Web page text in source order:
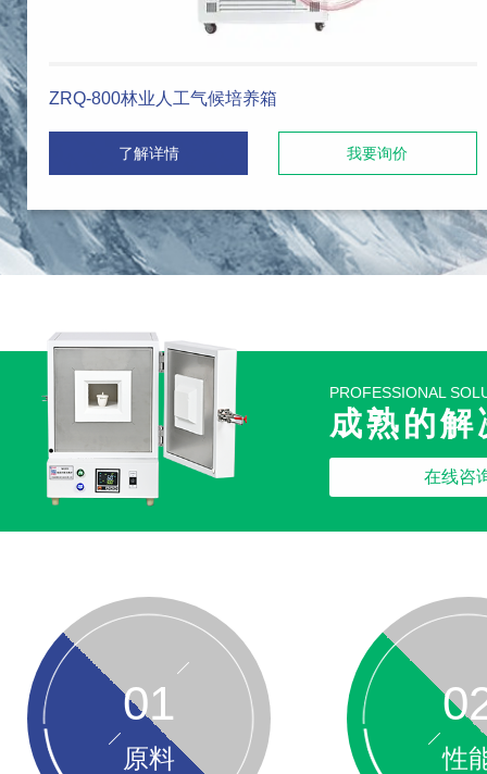
ZRQ-800林业人工气候培养箱
了解详情 我要询价
PROFESSIONAL
成熟的解
在线咨
01
原料 性